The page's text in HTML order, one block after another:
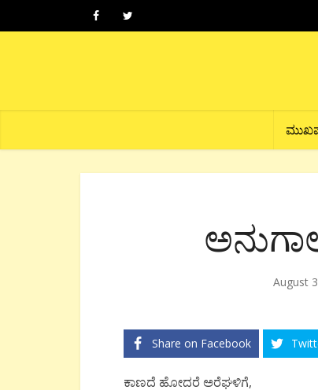
August
Share on Facebook
ಕಾಣದೆ ಹೋದರೆ ಅರೆಘಳಿಗೆ,